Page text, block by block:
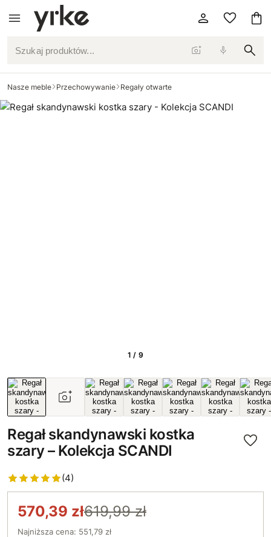
Szukaj produktów...
Nasze meble Przechowywanie Regały otwarte
1 / 9
Regał skandynawski kostka
szary – Kolekcja SCANDI
(4)
570,39 zł619,99 zł
Najniższa cena: 551,79 zł